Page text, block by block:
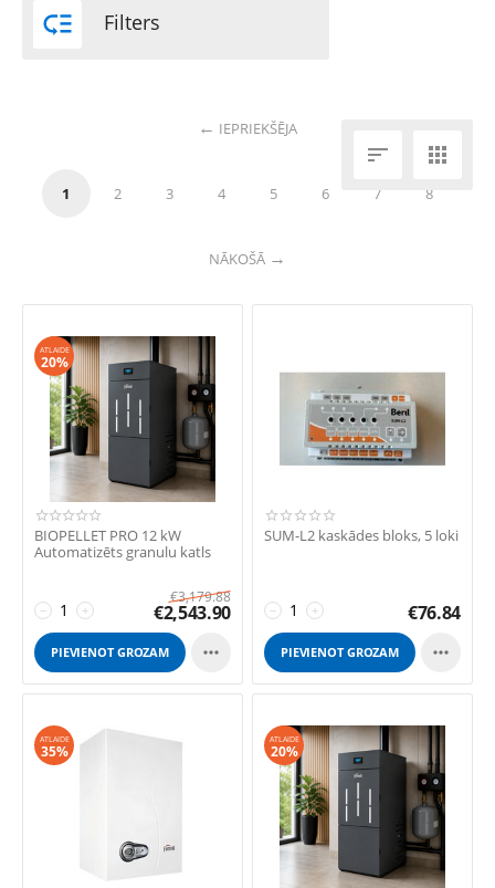
 Filters
IEPRIEKŠĒJA
1 2 3 4 5 6 7 8
NĀKOŠĀ
 
ATLAIDE
20%
BIOPELLET PRO 12 kW
Automatizēts granulu katls
+
−
€3,179.88
€2,543.90
PIEVIENOT GROZAM 
SUM-L2 kaskādes bloks, 5 loki
+
− €76.84
PIEVIENOT GROZAM 
ATLAIDE
35%
ATLAIDE
20%